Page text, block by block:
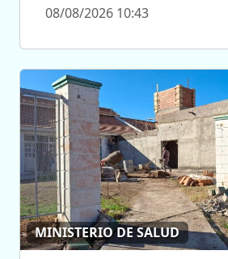
08/08/2026 10:43
MINISTERIO DE SALUD